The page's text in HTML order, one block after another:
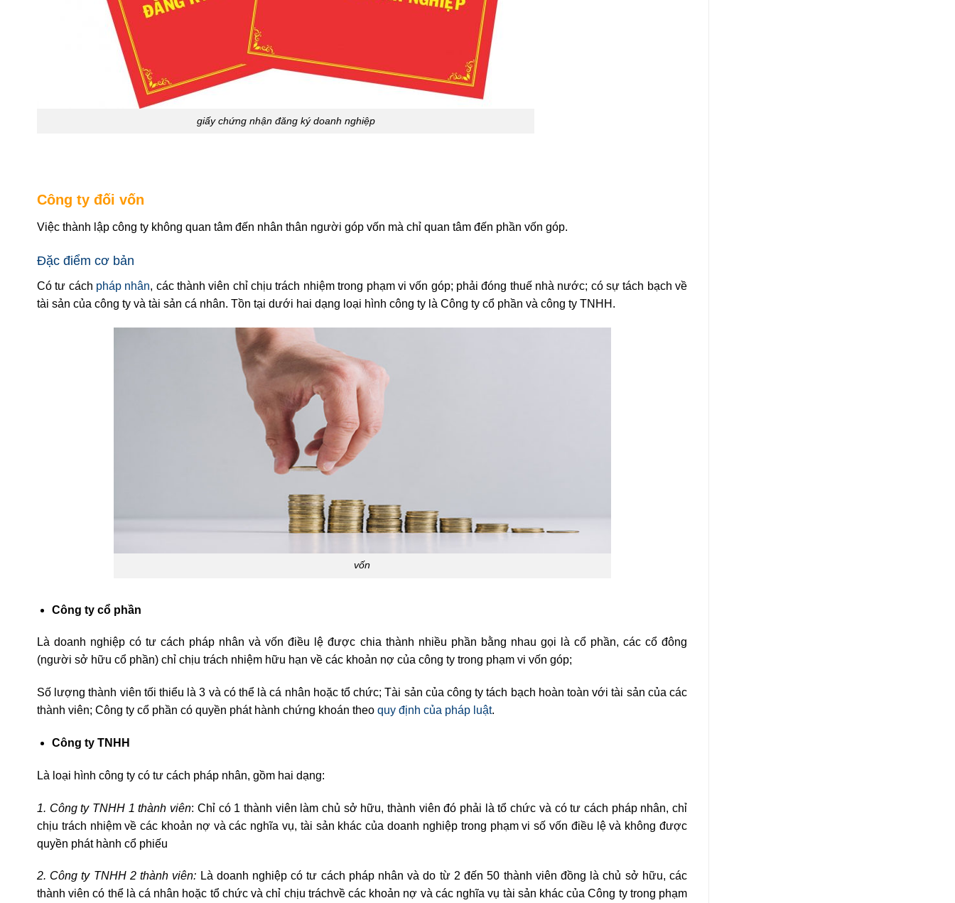
giấy chứng nhận đăng ký doanh nghiệp
Công ty đối vốn
Việc thành lập công ty không quan tâm đến nhân thân người góp vốn mà chỉ quan tâm đến phần vốn góp.
Đặc điểm cơ bản
Có tư cách pháp nhân, các thành viên chỉ chịu trách nhiệm trong phạm vi vốn góp; phải đóng thuế nhà nước; có sự tách bạch về
tài sản của công ty và tài sản cá nhân. Tồn tại dưới hai dạng loại hình công ty là Công ty cổ phần và công ty TNHH.
vốn
Công ty cổ phần
Là doanh nghiệp có tư cách pháp nhân và vốn điều lệ được chia thành nhiều phần bằng nhau gọi là cổ phần, các cổ đông
(người sở hữu cổ phần) chỉ chịu trách nhiệm hữu hạn về các khoản nợ của công ty trong phạm vi vốn góp;
Số lượng thành viên tối thiểu là 3 và có thể là cá nhân hoặc tổ chức; Tài sản của công ty tách bạch hoàn toàn với tài sản của các
thành viên; Công ty cổ phần có quyền phát hành chứng khoán theo quy định của pháp luật.
Công ty TNHH
Là loại hình công ty có tư cách pháp nhân, gồm hai dạng:
1. Công ty TNHH 1 thành viên: Chỉ có 1 thành viên làm chủ sở hữu, thành viên đó phải là tổ chức và có tư cách pháp nhân, chỉ
chịu trách nhiệm về các khoản nợ và các nghĩa vụ, tài sản khác của doanh nghiệp trong phạm vi số vốn điều lệ và không được
quyền phát hành cổ phiếu
2. Công ty TNHH 2 thành viên: Là doanh nghiệp có tư cách pháp nhân và do từ 2 đến 50 thành viên đồng là chủ sở hữu, các
thành viên có thể là cá nhân hoặc tổ chức và chỉ chịu tráchvề các khoản nợ và các nghĩa vụ tài sản khác của Công ty trong phạm